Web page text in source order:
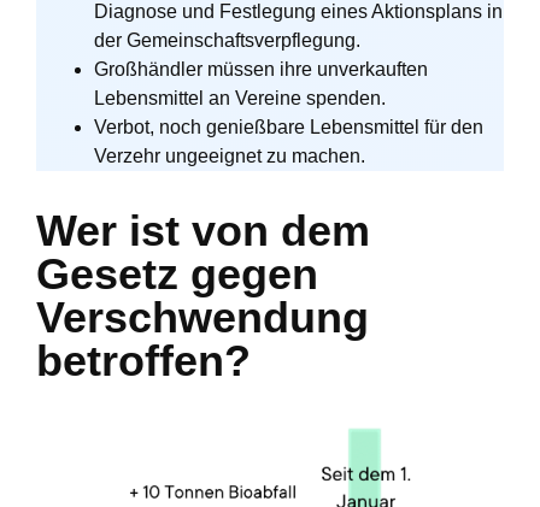
Diagnose und Festlegung eines Aktionsplans in
der Gemeinschaftsverpflegung.
Großhändler müssen ihre unverkauften
Lebensmittel an Vereine spenden.
Verbot, noch genießbare Lebensmittel für den
Verzehr ungeeignet zu machen.
Wer ist von dem
Gesetz gegen
Verschwendung
betroffen?